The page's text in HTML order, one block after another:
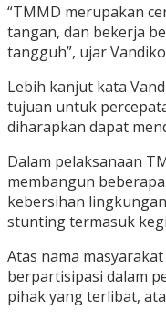
“TMMD merupakan
tangan, dan bekerja
tangguh”, ujar
Lebih kanjut kata
tujuan untuk
diharapkan dapat
Dalam pelaksanaan
membangun
kebersihan
stunting termasuk
Atas nama
berpartisipasi dalam
pihak yang terlibat,